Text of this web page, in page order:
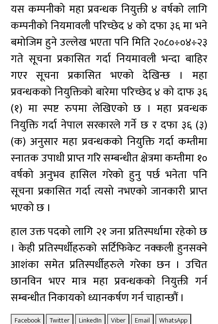
यस कम्पनीको महा प्रवन्धक नियुक्ती ४ वर्षको लागि
कम्पनीको नियमावली परिच्छेद ४ को दफा ३६ मा भने
बमोजिम हुने उल्लेख भएता पनि मिति २०८०÷०४÷२३
गते सूचना प्रकासित गर्दा नियमावली भन्दा बाहिर
गएर सूचना प्रकासित भएको देखिन्छ । महा
प्रवन्धकको नियुक्तिको बारेमा परिच्छेद ४ को दाफ ३६
(१) मा स्पष्ट रुपमा लेखिएको छ । महा प्रवन्धक
नियुक्ति गर्दा नेपाल सरकारले गर्ने छ र दफा ३६ (३)
(क) अनुसार महा प्रवन्धकको नियुक्ति गर्दा कम्तीमा
स्नातक उपाधी प्राप्त गरि सम्बन्धीत क्षेत्रमा कम्तीमा १०
वर्षको अनुभव हासिल गरेको हुनु पर्छ भनेता पनि
सूचना प्रकासित गर्दा त्यसो नभएको जानकारी प्राप्त
भएको छ ।
हाल उक्त पदको लागि २१ जना प्रतिस्पर्धामा रहेको छ
। केही प्रतिस्पर्धीहरुको सर्टिफिकेट नक्कली हुनसक्ने
आशंका समेत प्रतिस्पर्धीहरुले गरेका छन । उचित
छानविन भएर मात्र महा प्रवन्धकको नियुक्ती गर्न
सम्बन्धीत निकायको ध्यानकर्षण गर्न चाहान्छौं ।
Facebook Twitter LinkedIn Viber Email WhatsApp